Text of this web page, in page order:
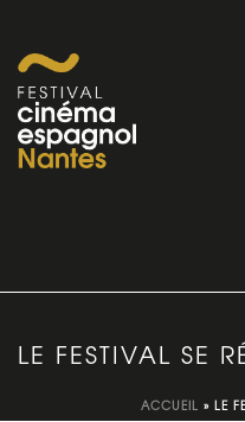
LE FESTIVAL SE
ACCUEIL » LE